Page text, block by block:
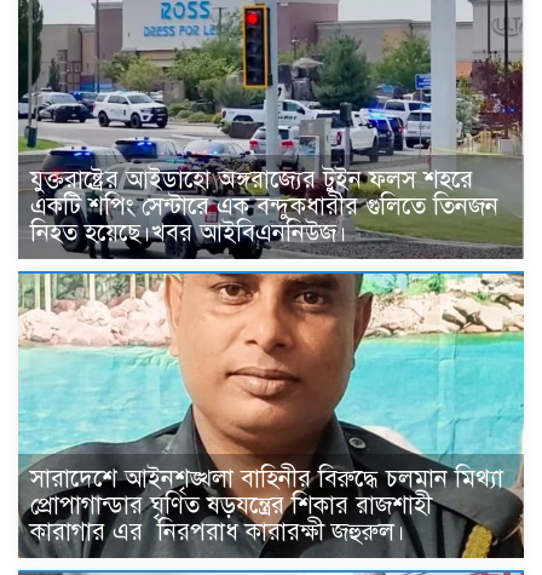
যুক্তরাষ্ট্রের আইডাহো অঙ্গরাজ্যের টুইন ফলস শহরে
একটি শপিং সেন্টারে এক বন্দুকধারীর গুলিতে তিনজন
নিহত হয়েছে।খবর আইবিএননিউজ।
সারাদেশে আইনশৃঙ্খলা বাহিনীর বিরুদ্ধে চলমান মিথ্যা
প্রোপাগান্ডার ঘৃণিত ষড়যন্ত্রের শিকার রাজশাহী
কারাগার এর নিরপরাধ কারারক্ষী জহুরুল।